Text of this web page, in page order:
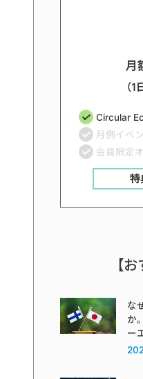
月
（
Circular
月例イベ
会員限定
特
【
な
か
ー